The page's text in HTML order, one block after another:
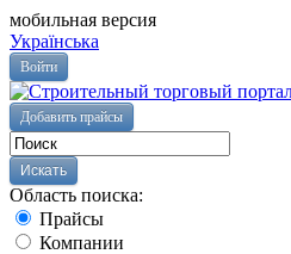
мобильная версия
Українська
Войти
Добавить прайсы
Область поиска:
Прайсы
Компании